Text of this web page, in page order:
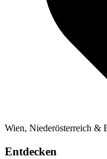
Wien, Niederösterreich &
Entdecken